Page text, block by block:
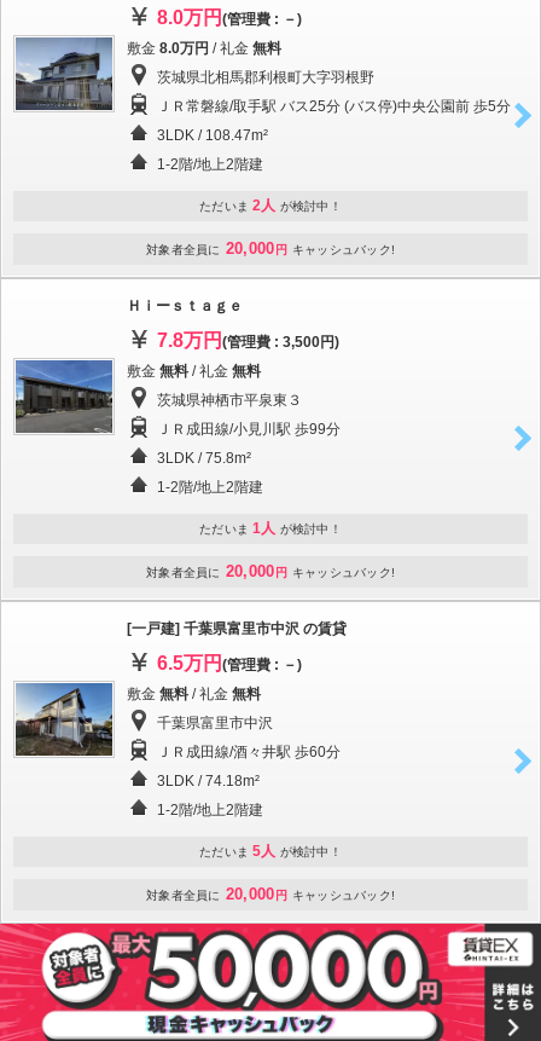
8.0万円 (管理費 : －)
敷金 8.0万円 / 礼金 無料
茨城県北相馬郡利根町大字羽根野
ＪＲ常磐線/取手駅 バス25分 (バス停)中央公園前 歩5分
3LDK / 108.47m²
1-2階/地上2階建
ただいま 2人 が検討中！
対象者全員に 20,000 円 キャッシュバック!
Ｈｉーｓｔａｇｅ
7.8万円 (管理費 : 3,500円)
敷金 無料 / 礼金 無料
茨城県神栖市平泉東３
ＪＲ成田線/小見川駅 歩99分
3LDK / 75.8m²
1-2階/地上2階建
ただいま 1人 が検討中！
対象者全員に 20,000 円 キャッシュバック!
[一戸建] 千葉県富里市中沢 の賃貸
6.5万円 (管理費 : －)
敷金 無料 / 礼金 無料
千葉県富里市中沢
ＪＲ成田線/酒々井駅 歩60分
3LDK / 74.18m²
1-2階/地上2階建
ただいま 5人 が検討中！
対象者全員に 20,000 円 キャッシュバック!